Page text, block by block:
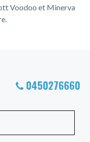
Voodoo et Minerva
0450276660